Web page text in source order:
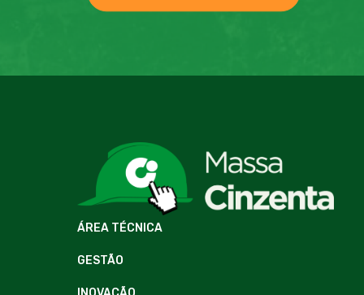
ÁREA TÉCNICA
GESTÃO